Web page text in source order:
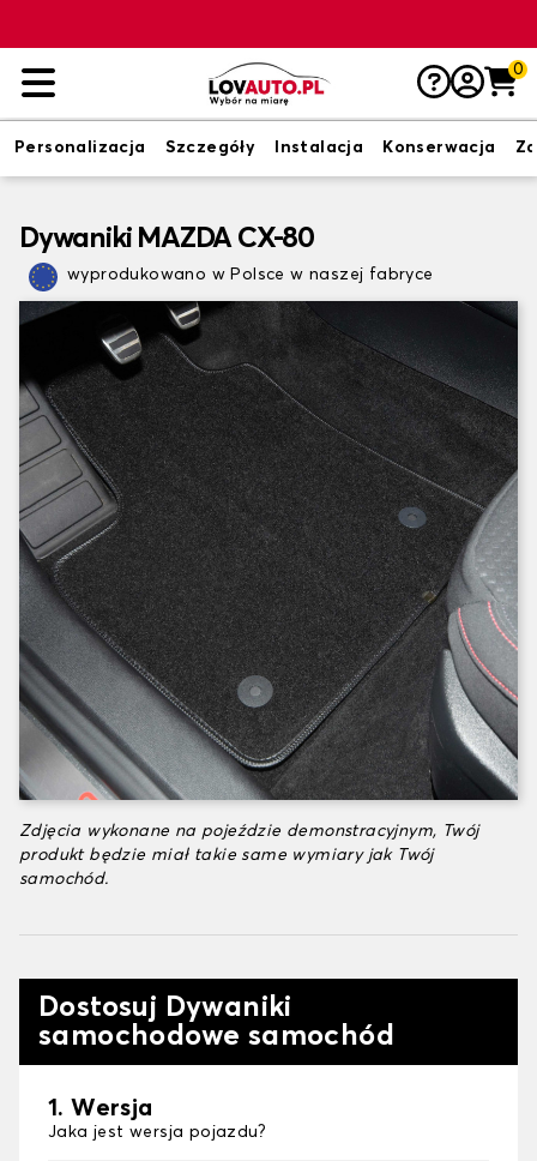
0
Personalizacja Szczegóły Instalacja Konserwacja
Dywaniki MAZDA CX-80
wyprodukowano w Polsce w naszej fabryce
Zdjęcia wykonane na pojeździe demonstracyjnym, Twój
produkt będzie miał takie same wymiary jak Twój
samochód.
Dostosuj Dywaniki
samochodowe samochód
1. Wersja
Jaka jest wersja pojazdu?